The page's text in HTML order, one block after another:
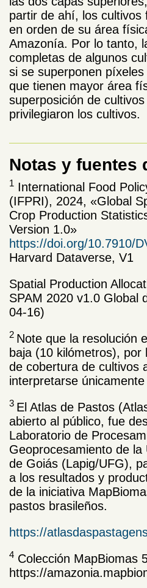
partir de ahí, los cultivos
en orden de su área
Amazonía. Por lo tanto,
completas de algunos
si se superponen
que tienen mayor área
superposición de
privilegiaron los cultivos.
Notas y fuentes
1 International Food
(IFPRI), 2024, «Global
Crop Production
Version 1.0»
https://doi.org/10.7910/
Harvard Dataverse, V1
Spatial Production
SPAM 2020 v1.0 Global
04-16)
2 Note que la resolución
baja (10 kilómetros),
de cobertura de cultivos
interpretarse
3 El Atlas de Pastos
abierto al público, fue
Laboratorio de
Geoprocesamiento de la
de Goiás (Lapig/UFG),
a los resultados y
de la iniciativa
pastos brasileños.
https://
4 Colección MapBiomas
https://